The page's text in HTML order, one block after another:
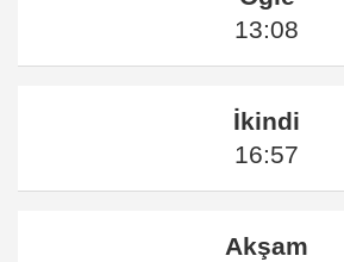
13:08
İkindi
16:57
Akşam